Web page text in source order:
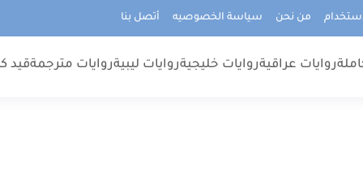
من نحن سياسة الخصوصيه أتصل بنا
روايات عراقيةروايات خليجيةروايات ليبيةروايات مترجمةقيد